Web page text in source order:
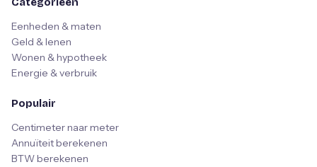
Eenheden & maten
Geld & lenen
Wonen & hypotheek
Energie & verbruik
Populair
Centimeter naar meter
Annuïteit berekenen
BTW berekenen